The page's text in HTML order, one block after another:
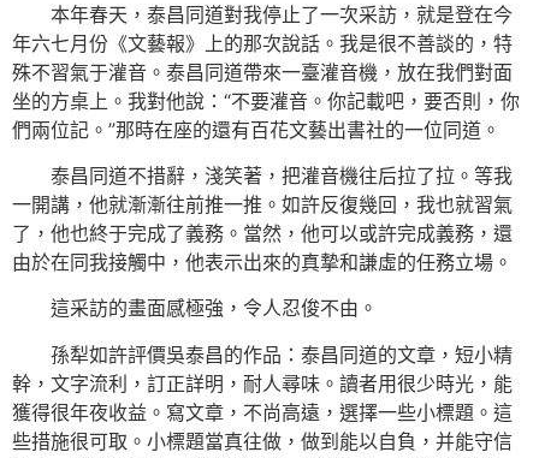
本年春天，泰昌同道對我停止了一次采訪，就是登在今
年六七月份《文藝報》上的那次說話。我是很不善談的，特
殊不習氣于灌音。泰昌同道帶來一臺灌音機，放在我們對面
坐的方桌上。我對他說：“不要灌音。你記載吧，要否則，你
們兩位記。”那時在座的還有百花文藝出書社的一位同道。
泰昌同道不措辭，淺笑著，把灌音機往后拉了拉。等我
一開講，他就漸漸往前推一推。如許反復幾回，我也就習氣
了，他也終于完成了義務。當然，他可以或許完成義務，還
由於在同我接觸中，他表示出來的真摯和謙虛的任務立場。
這采訪的畫面感極強，令人忍俊不由。
孫犁如許評價吳泰昌的作品：泰昌同道的文章，短小精
幹，文字流利，訂正詳明，耐人尋味。讀者用很少時光，能
獲得很年夜收益。寫文章，不尚高遠，選擇一些小標題。這
些措施很可取。小標題當真往做，做到能以自負，并能守信